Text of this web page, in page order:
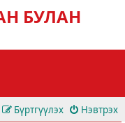
БУЛАН
Нэвтрэх
Бүртгүүлэх